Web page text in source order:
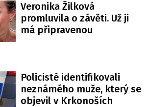
Veronika Žilková
promluvila o závěti. Už ji
má připravenou
Policisté identifikovali
neznámého muže, který se
objevil v Krkonoších